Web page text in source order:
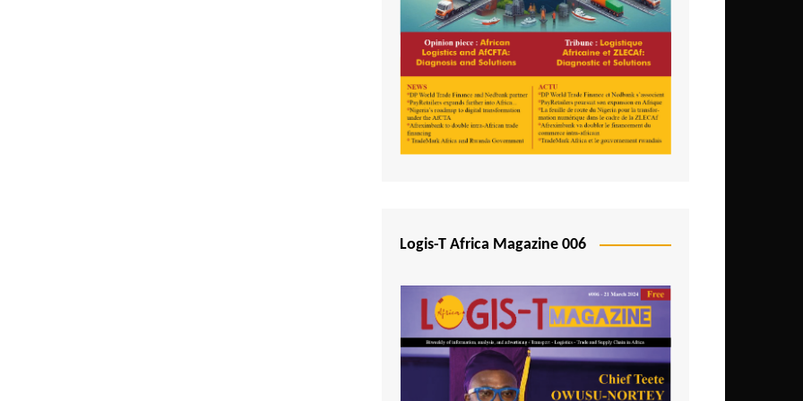
Logis-T Africa Magazine 006